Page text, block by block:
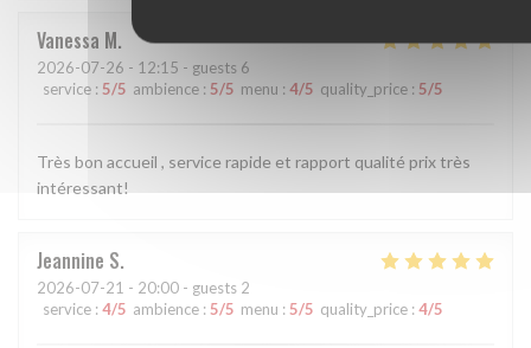
Vanessa M
2026-07-26 - 12:15 - guests 6
service : 5/5 ambience : 5/5 menu : 4/5 quality_price : 5/5
Très bon accueil , service rapide et rapport qualité prix très
intéressant!
Jeannine S
2026-07-21 - 20:00 - guests 2
service : 4/5 ambience : 5/5 menu : 5/5 quality_price : 4/5